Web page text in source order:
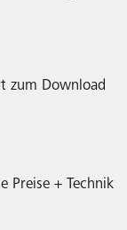
zum Download
Preise + Technik